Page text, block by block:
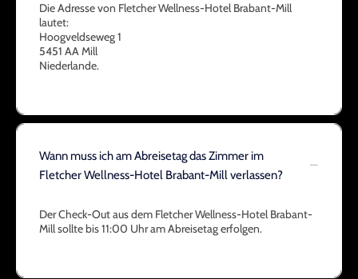
Die Adresse von Fletcher Wellness-Hotel Brabant-Mill
lautet:
Hoogveldseweg 1
5451 AA Mill
Niederlande.
Wann muss ich am Abreisetag das Zimmer im
Fletcher Wellness-Hotel Brabant-Mill verlassen?
Der Check-Out aus dem Fletcher Wellness-Hotel Brabant-
Mill sollte bis 11:00 Uhr am Abreisetag erfolgen.